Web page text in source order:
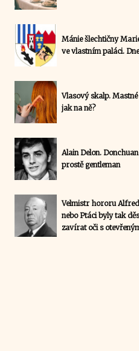
Mánie šlechtičny
ve vlastním paláci.
Vlasový skalp.
jak na ně?
Alain Delon.
prostě gentleman
Velmistr hororu
nebo Ptáci byly tak
zavírat oči s